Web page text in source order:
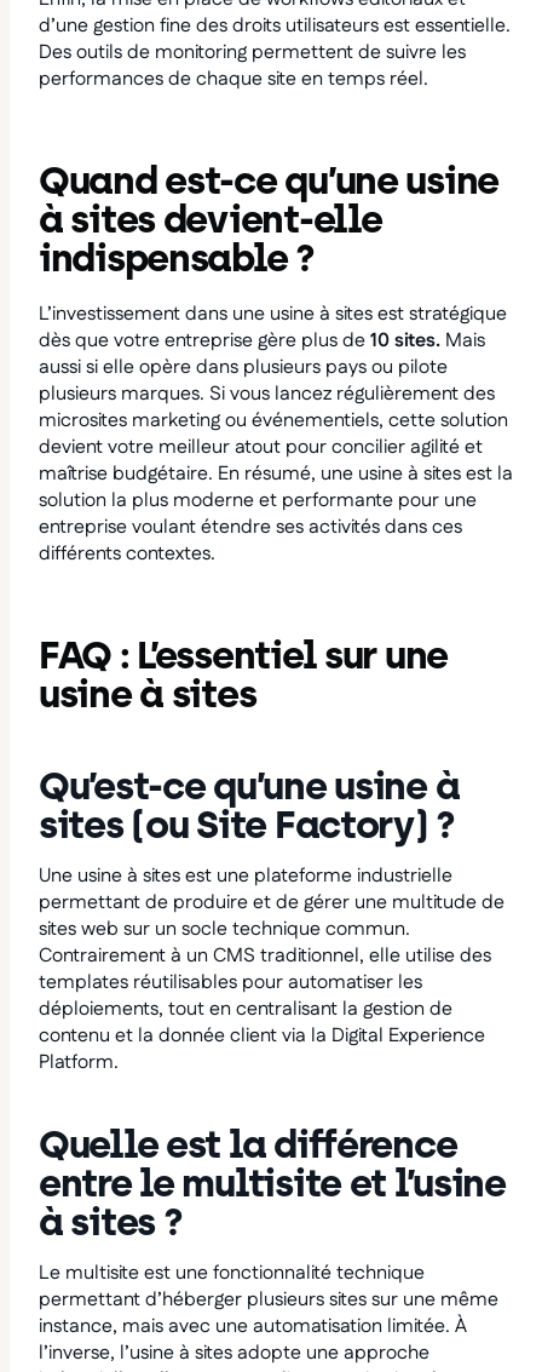
d’une gestion fine des droits utilisateurs est essentielle.
Des outils de monitoring permettent de suivre les
performances de chaque site en temps réel.
Quand est-ce qu’une usine
à sites devient-elle
indispensable ?
L’investissement dans une usine à sites est stratégique
dès que votre entreprise gère plus de10 sites. Mais
aussi si elle opère dans plusieurs pays ou pilote
plusieurs marques. Si vous lancez régulièrement des
microsites marketing ou événementiels, cette solution
devient votre meilleur atout pour concilier agilité et
maîtrise budgétaire. En résumé, une usine à sites est la
solution la plus moderne et performante pour une
entreprise voulant étendre ses activités dans ces
différents contextes.
FAQ : L’essentiel sur une
usine à sites
Qu’est-ce qu’une usine à
sites (ou Site Factory) ?
Une usine à sites est une plateforme industrielle
permettant de produire et de gérer une multitude de
sites web sur un socle technique commun.
Contrairement à un CMS traditionnel, elle utilise des
templates réutilisables pour automatiser les
déploiements, tout en centralisant la gestion de
contenu et la donnée client via la Digital Experience
Platform.
Quelle est la différence
entre le multisite et l’usine
à sites ?
Le multisite est une fonctionnalité technique
permettant d’héberger plusieurs sites sur une même
instance, mais avec une automatisation limitée. À
l’inverse, l’usine à sites adopte une approche